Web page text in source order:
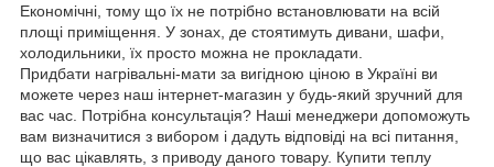
Економічні, тому що їх не потрібно встановлювати на всій
площі приміщення. У зонах, де стоятимуть дивани, шафи,
холодильники, їх просто можна не прокладати.
Придбати нагрівальні-мати за вигідною ціною в Україні ви
можете через наш інтернет-магазин у будь-який зручний для
вас час. Потрібна консультація? Наші менеджери допоможуть
вам визначитися з вибором і дадуть відповіді на всі питання,
що вас цікавлять, з приводу даного товару. Купити теплу